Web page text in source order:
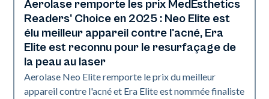
L'industrie
Aerolase remporte les prix MedEsthetics
Readers' Choice en 2025 : Neo Elite est
élu meilleur appareil contre l'acné, Era
Elite est reconnu pour le resurfaçage de
la peau au laser
Aerolase Neo Elite remporte le prix du meilleur
appareil contre l'acné et Era Elite est nommée finaliste